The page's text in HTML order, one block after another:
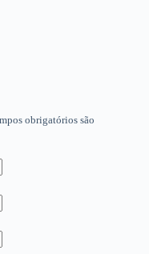
obrigatórios são